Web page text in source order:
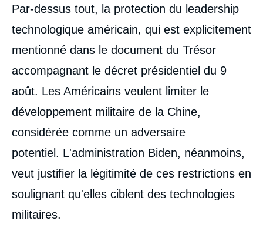
Par-dessus tout, la protection du leadership
technologique américain, qui est explicitement
mentionné dans le document du Trésor
accompagnant le décret présidentiel du 9
août. Les Américains veulent limiter le
développement militaire de la Chine,
considérée comme un adversaire
potentiel. L'administration Biden, néanmoins,
veut justifier la légitimité de ces restrictions en
soulignant qu'elles ciblent des technologies
militaires.